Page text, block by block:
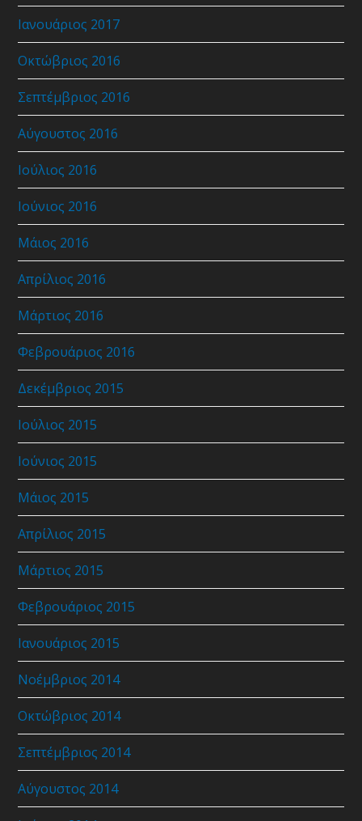
Ιανουάριος 2017
Οκτώβριος 2016
Σεπτέμβριος 2016
Αύγουστος 2016
Ιούλιος 2016
Ιούνιος 2016
Μάιος 2016
Απρίλιος 2016
Μάρτιος 2016
Φεβρουάριος 2016
Δεκέμβριος 2015
Ιούλιος 2015
Ιούνιος 2015
Μάιος 2015
Απρίλιος 2015
Μάρτιος 2015
Φεβρουάριος 2015
Ιανουάριος 2015
Νοέμβριος 2014
Οκτώβριος 2014
Σεπτέμβριος 2014
Αύγουστος 2014